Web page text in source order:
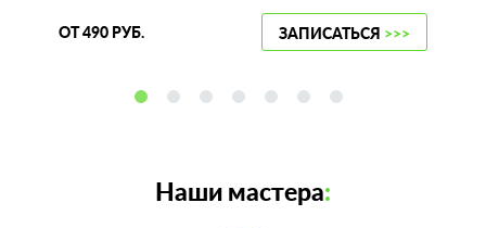
ОТ 490 РУБ. ЗАПИСАТЬСЯ >>>
Наши мастера: